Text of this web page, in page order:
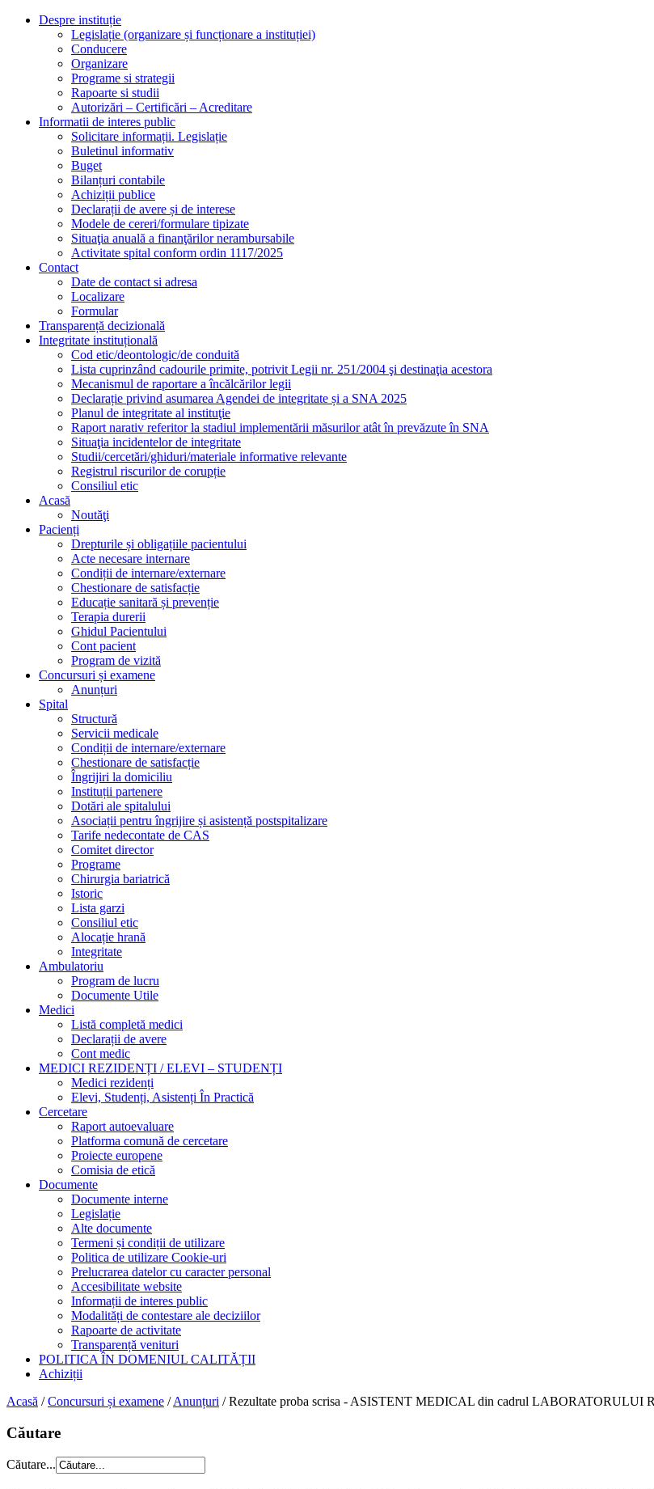
Despre instituție
Legislație (organizare și funcționare a instituției)
Conducere
Organizare
Programe si strategii
Rapoarte si studii
Autorizări – Certificări – Acreditare
Informatii de interes public
Solicitare informații. Legislație
Buletinul informativ
Buget
Bilanțuri contabile
Achiziții publice
Declarații de avere și de interese
Modele de cereri/formulare tipizate
Situaţia anuală a finanţărilor nerambursabile
Activitate spital conform ordin 1117/2025
Contact
Date de contact si adresa
Localizare
Formular
Transparență decizională
Integritate instituțională
Cod etic/deontologic/de conduită
Lista cuprinzând cadourile primite, potrivit Legii nr. 251/2004 şi destinaţia acestora
Mecanismul de raportare a încălcărilor legii
Declarație privind asumarea Agendei de integritate și a SNA 2025
Planul de integritate al instituţie
Raport narativ referitor la stadiul implementării măsurilor atât în prevăzute în SNA
Situaţia incidentelor de integritate
Studii/cercetări/ghiduri/materiale informative relevante
Registrul riscurilor de corupție
Consiliul etic
Acasă
Noutăţi
Pacienți
Drepturile și obligațiile pacientului
Acte necesare internare
Condiții de internare/externare
Chestionare de satisfacție
Educație sanitară și prevenție
Terapia durerii
Ghidul Pacientului
Cont pacient
Program de vizită
Concursuri și examene
Anunțuri
Spital
Structură
Servicii medicale
Condiții de internare/externare
Chestionare de satisfacție
Îngrijiri la domiciliu
Instituții partenere
Dotări ale spitalului
Asociații pentru îngrijire și asistență postspitalizare
Tarife nedecontate de CAS
Comitet director
Programe
Chirurgia bariatrică
Istoric
Lista garzi
Consiliul etic
Alocație hrană
Integritate
Ambulatoriu
Program de lucru
Documente Utile
Medici
Listă completă medici
Declarații de avere
Cont medic
MEDICI REZIDENȚI / ELEVI – STUDENȚI
Medici rezidenți
Elevi, Studenți, Asistenți În Practică
Cercetare
Raport autoevaluare
Platforma comună de cercetare
Proiecte europene
Comisia de etică
Documente
Documente interne
Legislație
Alte documente
Termeni și condiții de utilizare
Politica de utilizare Cookie-uri
Prelucrarea datelor cu caracter personal
Accesibilitate website
Informații de interes public
Modalități de contestare ale deciziilor
Rapoarte de activitate
Transparență venituri
POLITICA ÎN DOMENIUL CALITĂȚII
Achiziții
Acasă /Concursuri și examene /Anunțuri /Rezultate proba scrisa - ASISTENT MEDICAL din cadrul
Căutare
Căutare...